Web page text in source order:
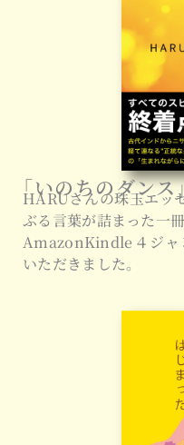
「いのちのダンス
HARUさんの珠玉エッ
ぶる言葉が詰まった一冊
AmazonKindle４ジャ
いただきました。